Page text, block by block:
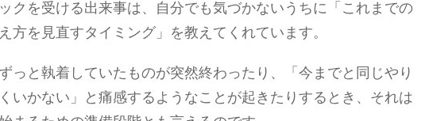
クを受ける出来事は、自分でも気づかないうちに「これまでの
方を見直すタイミング」を教えてくれています。
っと執着していたものが突然終わったり、「今までと同じやり
いかない」と痛感するようなことが起きたりするとき、それは